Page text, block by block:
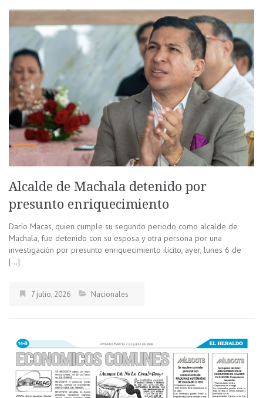
Alcalde de Machala detenido por
presunto enriquecimiento
Darío Macas, quien cumple su segundo periodo como alcalde de
Machala, fue detenido con su esposa y otra persona por una
investigación por presunto enriquecimiento ilícito, ayer, lunes 6 de
[…]
7 julio, 2026 Nacionales